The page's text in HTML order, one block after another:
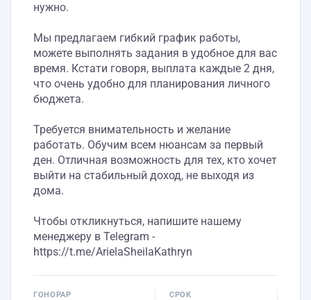
нужно.
Мы предлагаем гибкий график работы,
можете выполнять задания в удобное для вас
время. Кстати говоря, выплата каждые 2 дня,
что очень удобно для планирования личного
бюджета.
Требуется внимательность и желание
работать. Обучим всем нюансам за первый
ден. Отличная возможность для тех, кто хочет
выйти на стабильный доход, не выходя из
дома.
Чтобы откликнуться, напишите нашему
менеджеру в Telegram -
https://t.me/ArielaSheilaKathryn
ГОНОРАР СРОК